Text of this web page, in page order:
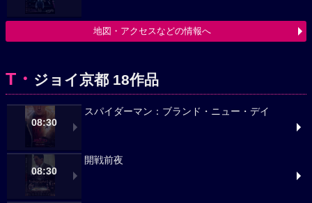
地図・アクセスなどの情報へ
T・ ジョイ京都 18作品
08:30
スパイダーマン：ブランド・ニュー・デイ
08:30
開戦前夜